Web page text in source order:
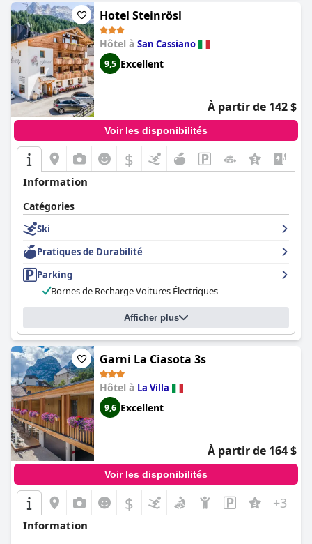
Hotel Steinrösl
Hôtel à San Cassiano
9,5 Excellent
À partir de 142 $
Voir les disponibilités
$
Information
Catégories
Ski
Pratiques de Durabilité
Parking
Bornes de Recharge Voitures Électriques
Afficher plus
Garni La Ciasota 3s
Hôtel à La Villa
9,6 Excellent
À partir de 164 $
Voir les disponibilités
$ +3
Information